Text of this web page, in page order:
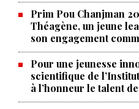
Prim Pou Chanjman
Théagène, un jeune
son engagement
Pour une jeunesse
scientifique de
à l’honneur le talent
Produire le